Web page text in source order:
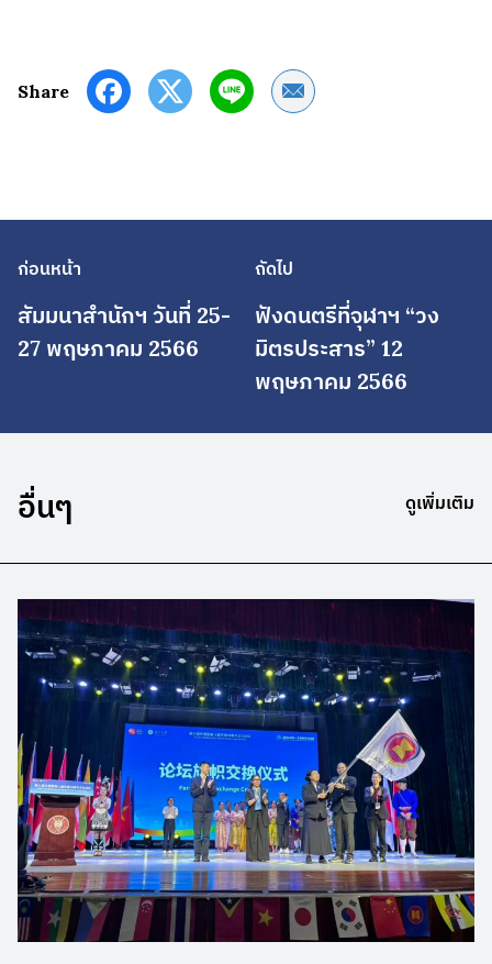
Share Share by Email
ก่อนหน้า
สัมมนาสำนักฯ วันที่ 25-
27 พฤษภาคม 2566
ถัดไป
ฟังดนตรีที่จุฬาฯ “วง
มิตรประสาร” 12
พฤษภาคม 2566
อื่นๆ ดูเพิ่มเติม